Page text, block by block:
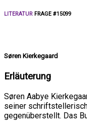
LITERATUR FRAGE #15099
Søren Kierkegaard
Erläuterung
Søren Aabye
seiner
gegenüberstellt. Das